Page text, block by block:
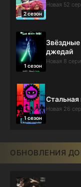
2 сезон
Новая 52
1 сезон
джедай
Новая 8
1 сезон
Новая 26
ОБНОВЛЕНИЯ